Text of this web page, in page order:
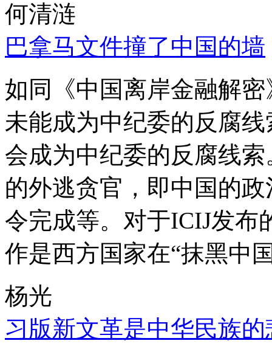
何清涟
巴拿马文件撞了中国的墙
如同《中国离岸金融解
未能成为中纪委的反腐
会成为中纪委的反腐线
的外逃贪官，即中国的
令完成等。对于ICIJ发布
作是西方国家在“抹黑中
杨光
习版新文革是中华民族的